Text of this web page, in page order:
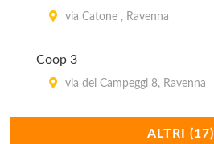
via Catone , Ravenna
Coop 3
via dei Campeggi 8, Ravenna
International Camping
ALTRI (17)